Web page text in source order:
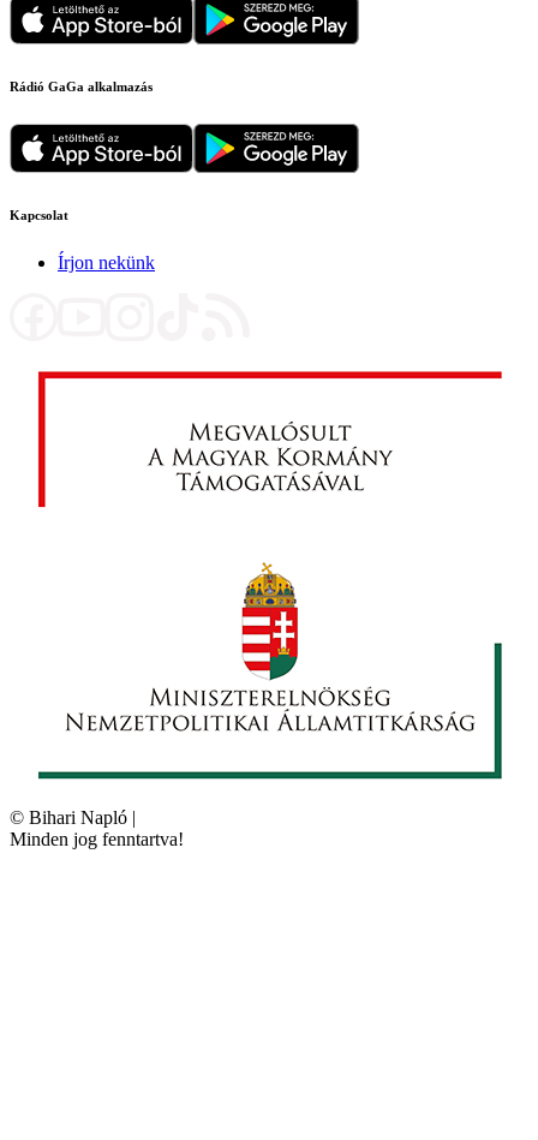
Rádió GaGa alkalmazás
Kapcsolat
Írjon nekünk
© Bihari Napló |
Minden jog fenntartva!